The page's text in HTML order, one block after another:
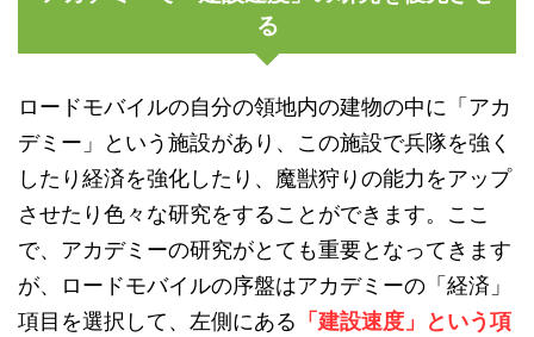
る
ロードモバイルの自分の領地内の建物の中に「アカ
デミー」という施設があり、この施設で兵隊を強く
したり経済を強化したり、魔獣狩りの能力をアップ
させたり色々な研究をすることができます。ここ
で、アカデミーの研究がとても重要となってきます
が、ロードモバイルの序盤はアカデミーの「経済」
項目を選択して、左側にある 「建設速度」という項